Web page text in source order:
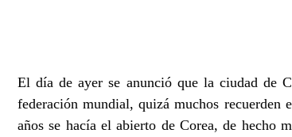
El día de ayer se anunció que la ciudad de
federación mundial, quizá muchos recuerden
años se hacía el abierto de Corea, de hecho